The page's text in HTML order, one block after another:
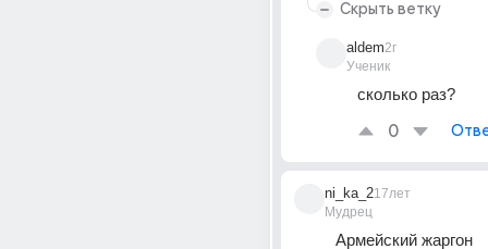
Скрыть ветку
aldem
Ученик
2г
сколько раз?
0
ni_ka_2
Мудрец
17лет
Армейский жаргон